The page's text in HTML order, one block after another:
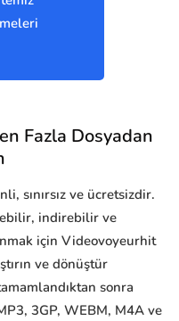
Fazla Dosyadan
sınırsız ve ücretsizdir.
indirebilir ve
için Videovoyeurhit
ve dönüştür
sonra
3GP, WEBM, M4A ve